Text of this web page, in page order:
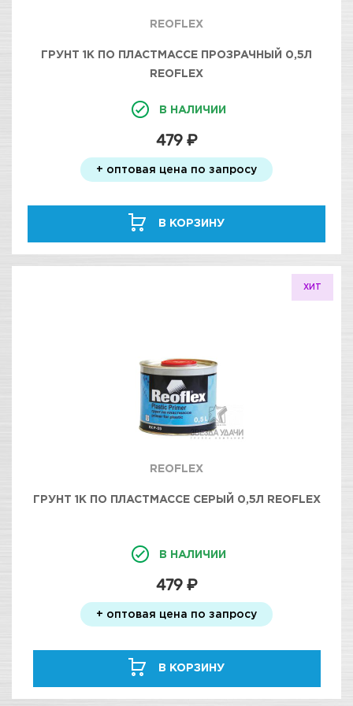
REOFLEX
ГРУНТ 1К ПО ПЛАСТМАССЕ ПРОЗРАЧНЫЙ 0,5Л
REOFLEX
В НАЛИЧИИ
479 ₽
+ оптовая цена по запросу
В КОРЗИНУ
ХИТ
REOFLEX
ГРУНТ 1К ПО ПЛАСТМАССЕ СЕРЫЙ 0,5Л REOFLEX
В НАЛИЧИИ
479 ₽
+ оптовая цена по запросу
В КОРЗИНУ